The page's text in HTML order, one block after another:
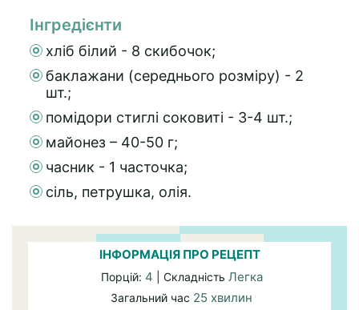
Інгредієнти
хліб білий - 8 скибочок;
баклажани (середнього розміру) - 2
шт.;
помідори стиглі соковиті - 3-4 шт.;
майонез – 40-50 г;
часник - 1 часточка;
сіль, петрушка, олія.
ІНФОРМАЦІЯ ПРО РЕЦЕПТ
Порцій: 4 | Складність Легка
Загальний час 25 хвилин